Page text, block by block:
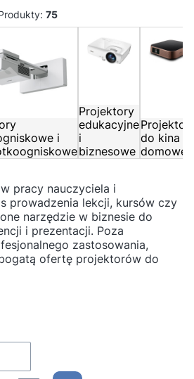
75
i
Projektory
edukacyjne
i
biznesowe
do kina
pracy nauczyciela i
prowadzenia lekcji, kursów czy
narzędzie w biznesie do
i prezentacji. Poza
zastosowania,
ofertę projektorów do